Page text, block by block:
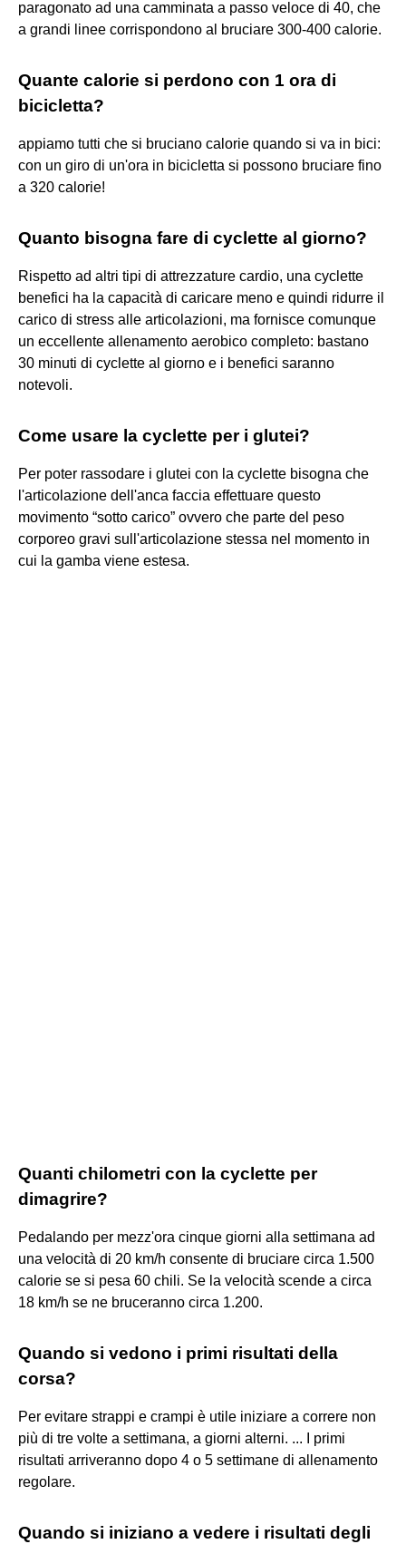
paragonato ad una camminata a passo veloce di 40, che
a grandi linee corrispondono al bruciare 300-400 calorie.
Quante calorie si perdono con 1 ora di
bicicletta?
appiamo tutti che si bruciano calorie quando si va in bici:
con un giro di un'ora in bicicletta si possono bruciare fino
a 320 calorie!
Quanto bisogna fare di cyclette al giorno?
Rispetto ad altri tipi di attrezzature cardio, una cyclette
benefici ha la capacità di caricare meno e quindi ridurre il
carico di stress alle articolazioni, ma fornisce comunque
un eccellente allenamento aerobico completo: bastano
30 minuti di cyclette al giorno e i benefici saranno
notevoli.
Come usare la cyclette per i glutei?
Per poter rassodare i glutei con la cyclette bisogna che
l'articolazione dell'anca faccia effettuare questo
movimento “sotto carico” ovvero che parte del peso
corporeo gravi sull'articolazione stessa nel momento in
cui la gamba viene estesa.
Quanti chilometri con la cyclette per
dimagrire?
Pedalando per mezz'ora cinque giorni alla settimana ad
una velocità di 20 km/h consente di bruciare circa 1.500
calorie se si pesa 60 chili. Se la velocità scende a circa
18 km/h se ne bruceranno circa 1.200.
Quando si vedono i primi risultati della
corsa?
Per evitare strappi e crampi è utile iniziare a correre non
più di tre volte a settimana, a giorni alterni. ... I primi
risultati arriveranno dopo 4 o 5 settimane di allenamento
regolare.
Quando si iniziano a vedere i risultati degli